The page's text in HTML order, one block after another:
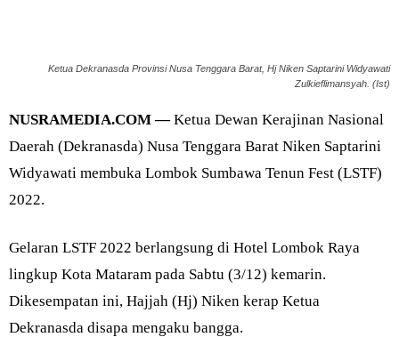
Ketua Dekranasda Provinsi Nusa Tenggara Barat, Hj Niken Saptarini Widyawati
Zulkieflimansyah. (Ist)
NUSRAMEDIA.COM —Ketua Dewan Kerajinan Nasional
Daerah (Dekranasda) Nusa Tenggara Barat Niken Saptarini
Widyawati membuka Lombok Sumbawa Tenun Fest (LSTF)
2022.
Gelaran LSTF 2022 berlangsung di Hotel Lombok Raya
lingkup Kota Mataram pada Sabtu (3/12) kemarin.
Dikesempatan ini, Hajjah (Hj) Niken kerap Ketua
Dekranasda disapa mengaku bangga.